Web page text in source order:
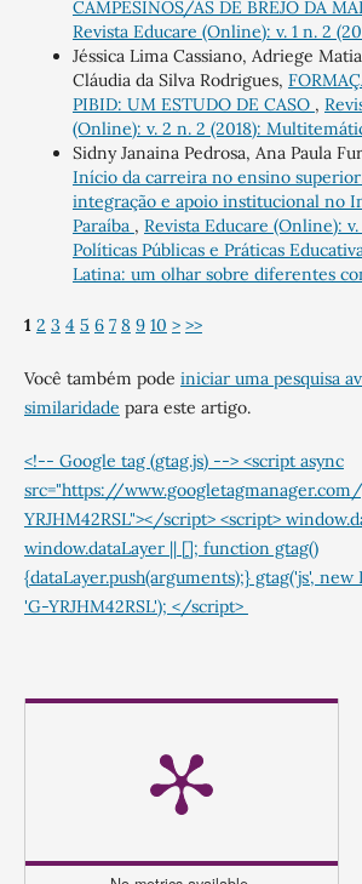
CAMPESINOS/AS DE BREJO DA
Revista Educare (Online): v. 1 n. 2
Jéssica Lima Cassiano, Adriege
Cláudia da Silva Rodrigues,
PIBID: UM ESTUDO DE CASO ,
(Online): v. 2 n. 2 (2018):
Sidny Janaina Pedrosa, Ana Paula
Início da carreira no ensino
integração e apoio institucional no
Paraíba , Revista Educare (Online):
Políticas Públicas e Práticas
Latina: um olhar sobre diferentes
1 2 3 4 5 6 7 8 9 10 > >>
Você também pode iniciar uma pesquisa
similaridade para este artigo.
<!-- Google tag (gtag.js) --> <script async
src="https://
YRJHM42RSL"></script> <script>
window.dataLayer || []; function gtag()
{dataLayer.push(arguments);} gtag('js', new
'G-YRJHM42RSL'); </script>